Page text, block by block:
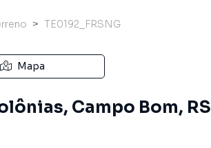
TE0192_FRSNG
Mapa
Campo Bom, RS